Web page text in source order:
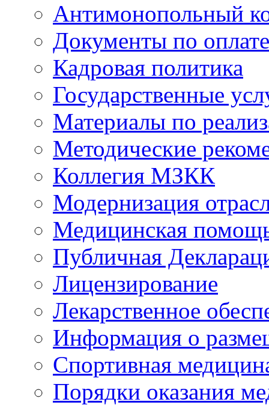
Антимонопольный
Документы по
Кадровая политика
Государственные
Материалы по
Методические
Коллегия МЗКК
Модернизация
Медицинская
Публичная
Лицензирование
Лекарственное
Информация о
Спортивная
Порядки оказания